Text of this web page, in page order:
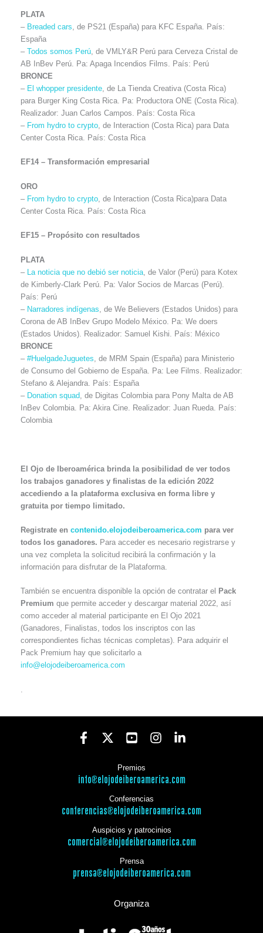
PLATA
– Breaded cars, de PS21 (España) para KFC España. País:
España
– Todos somos Perú, de VMLY&R Perú para Cerveza Cristal de
AB InBev Perú. Pa: Apaga Incendios Films. País: Perú
BRONCE
– El whopper presidente, de La Tienda Creativa (Costa Rica)
para Burger King Costa Rica. Pa: Productora ONE (Costa Rica).
Realizador: Juan Carlos Campos. País: Costa Rica
– From hydro to crypto, de Interaction (Costa Rica) para Data
Center Costa Rica. País: Costa Rica
EF14 – Transformación empresarial
ORO
– From hydro to crypto , de Interaction (Costa Rica)para Data
Center Costa Rica. País: Costa Rica
EF15 – Propósito con resultados
PLATA
– La noticia que no debió ser noticia , de Valor (Perú) para Kotex
de Kimberly-Clark Perú. Pa: Valor Socios de Marcas (Perú).
País: Perú
– Narradores indígenas , de We Believers (Estados Unidos) para
Corona de AB InBev Grupo Modelo México. Pa: We doers
(Estados Unidos). Realizador: Samuel Kishi. País: México
BRONCE
– #HuelgadeJuguetes , de MRM Spain (España) para Ministerio
de Consumo del Gobierno de España. Pa: Lee Films. Realizador:
Stefano & Alejandra. País: España
– Donation squad , de Digitas Colombia para Pony Malta de AB
InBev Colombia. Pa: Akira Cine. Realizador: Juan Rueda. País:
Colombia
El Ojo de Iberoamérica brinda la posibilidad de ver todos
los trabajos ganadores y finalistas de la edición 2022
accediendo a la plataforma exclusiva en forma libre y
gratuita por tiempo limitado.
Registrate en contenido.elojodeiberoamerica.com para ver
todos los ganadores. Para acceder es necesario registrarse y
una vez completa la solicitud recibirá la confirmación y la
información para disfrutar de la Plataforma.
También se encuentra disponible la opción de contratar el Pack
Premium que permite acceder y descargar material 2022, así
como acceder al material participante en El Ojo 2021
(Ganadores, Finalistas, todos los inscriptos con las
correspondientes fichas técnicas completas). Para adquirir el
Pack Premium hay que solicitarlo a
info@elojodeiberoamerica.com
Premios
info@elojodeiberoamerica.com
Conferencias
conferencias@elojodeiberoamerica.com
Auspicios y patrocinios
comercial@elojodeiberoamerica.com
Prensa
prensa@elojodeiberoamerica.com
Organiza